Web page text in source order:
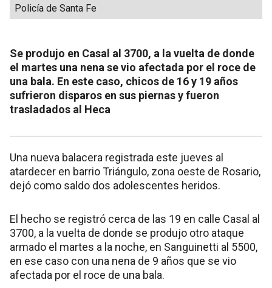
Policía de Santa Fe
Se produjo en Casal al 3700, a la vuelta de donde
el martes una nena se vio afectada por el roce de
una bala. En este caso, chicos de 16 y 19 años
sufrieron disparos en sus piernas y fueron
trasladados al Heca
Una nueva balacera registrada este jueves al
atardecer en barrio Triángulo, zona oeste de Rosario,
dejó como saldo dos adolescentes heridos.
El hecho se registró cerca de las 19 en calle Casal al
3700, a la vuelta de donde se produjo otro ataque
armado el martes a la noche, en Sanguinetti al 5500,
en ese caso con una nena de 9 años que se vio
afectada por el roce de una bala.